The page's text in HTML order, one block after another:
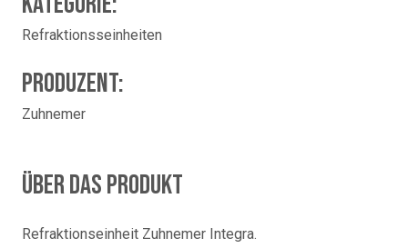
Refraktionsseinheiten
Produzent:
Zuhnemer
Über das Produkt
Refraktionseinheit Zuhnemer Integra.